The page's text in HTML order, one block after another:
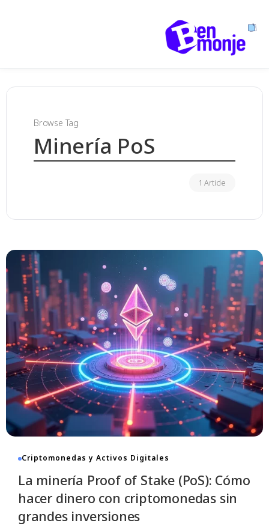
Sorprendente: ¿Cómo
Ethereum el Mercado de
De Noviembre De 2025- 08:55 12 Min Read
Browse Tag
Minería PoS
1 Article
Criptomonedas y Activos Digitales
La minería Proof of Stake (PoS): Cómo
hacer dinero con criptomonedas sin
grandes inversiones